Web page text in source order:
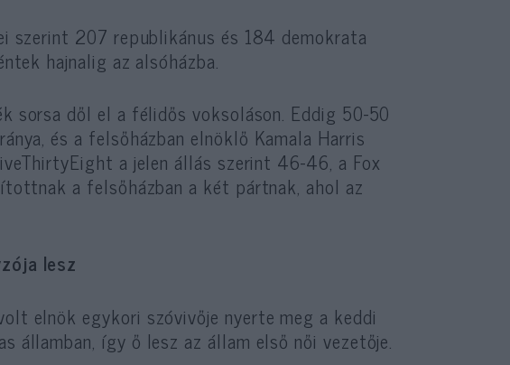
szerint 207 republikánus és 184 demokrata
hajnalig az alsóházba.
sorsa dől el a félidős voksoláson. Eddig 50-50
és a felsőházban elnöklő Kamala Harris
a jelen állás szerint 46-46, a Fox
a felsőházban a két pártnak, ahol az
lesz
elnök egykori szóvivője nyerte meg a keddi
államban, így ő lesz az állam első női vezetője.